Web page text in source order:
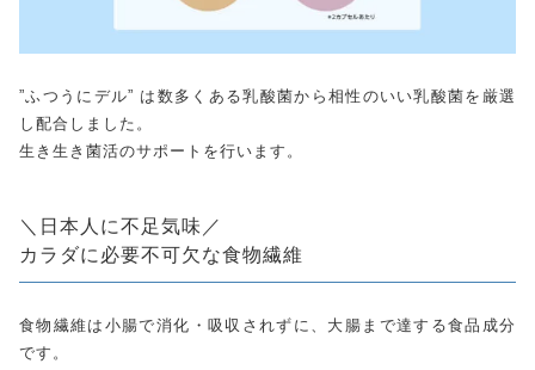
”ふつうにデル” は数多くある乳酸菌から相性のいい乳酸菌を厳選
し配合しました。
生き生き菌活のサポートを行います。
＼日本人に不足気味／
カラダに必要不可欠な食物繊維
食物繊維は小腸で消化・吸収されずに、大腸まで達する食品成分
です。